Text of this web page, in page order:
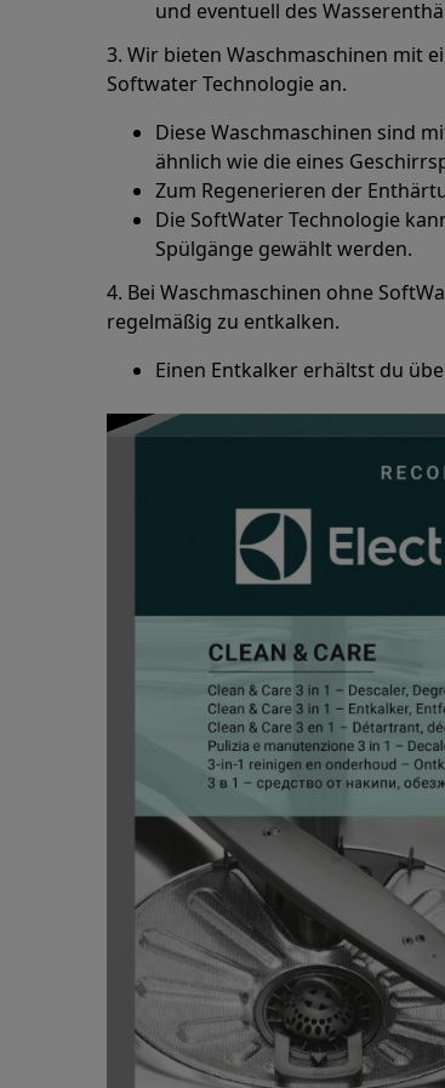
und eventuell des
3. Wir bieten Waschmaschinen mit
Softwater Technologie an.
Diese Waschmaschinen sind
ähnlich wie die eines
Zum Regenerieren der
Die SoftWater Technologie
Spülgänge gewählt werden.
4. Bei Waschmaschinen ohne
regelmäßig zu entkalken.
Einen Entkalker erhältst du